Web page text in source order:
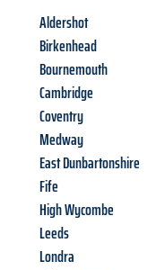
Aldershot
Birkenhead
Bournemouth
Cambridge
Coventry
Medway
East Dunbartonshire
Fife
High Wycombe
Leeds
Londra